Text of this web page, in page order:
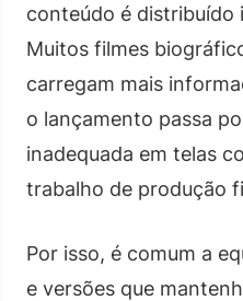
conteúdo é distribuído
Muitos filmes
carregam mais
o lançamento passa
inadequada em telas
trabalho de produção
Por isso, é comum a
e versões que